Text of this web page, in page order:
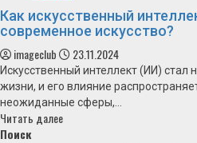
Как искусственный
современное искусство?
imageclub
23.11.2024
Искусственный интеллект (ИИ)
жизни, и его влияние
неожиданные сферы,...
Читать далее
Поиск